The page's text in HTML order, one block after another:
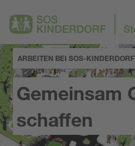
ARBEITEN BEI SOS-KINDERDORF
Gemeinsam
schaffen